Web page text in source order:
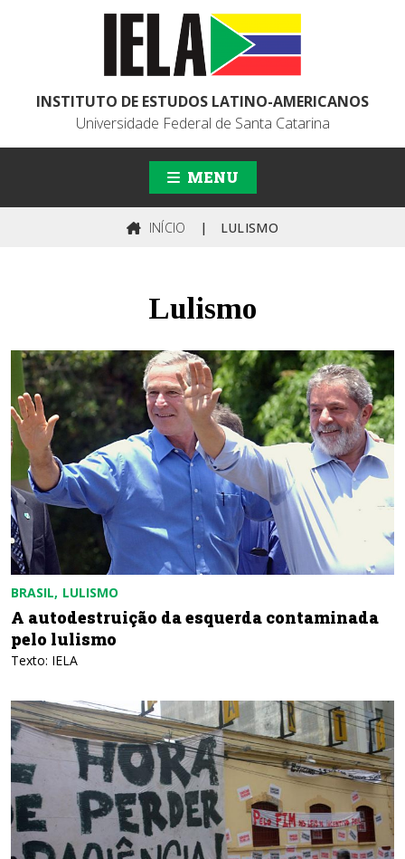
INSTITUTO DE ESTUDOS LATINO-AMERICANOS
Universidade Federal de Santa Catarina
MENU
INÍCIO | LULISMO
Lulismo
BRASIL LULISMO
A autodestruição da esquerda contaminada
pelo lulismo
Texto: IELA